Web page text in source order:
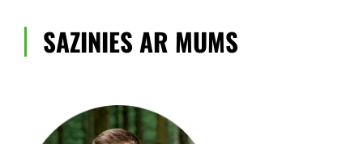
SAZINIES AR MUMS